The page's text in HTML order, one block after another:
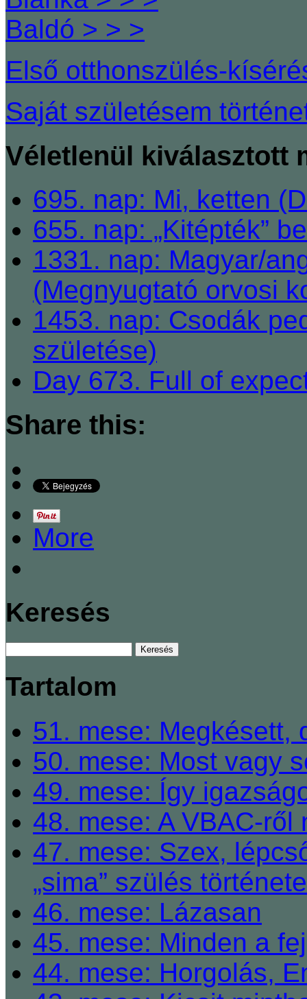
Baldó > > >
Első otthonszülés-
Saját születésem
Véletlenül kiválasztott
695. nap: Mi, ketten
655. nap: „Kitépték”
1331. nap: Magyar/
(Megnyugtató orvosi
1453. nap: Csodák
születése)
Day 673. Full of
Share this:
More
Keresés
Tartalom
51. mese: Megkésett,
50. mese: Most vagy
49. mese: Így
48. mese: A VBAC-
47. mese: Szex,
„sima” szülés
46. mese: Lázasan
45. mese: Minden a
44. mese: Horgolás,